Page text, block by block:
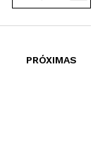
PRÓXIMAS